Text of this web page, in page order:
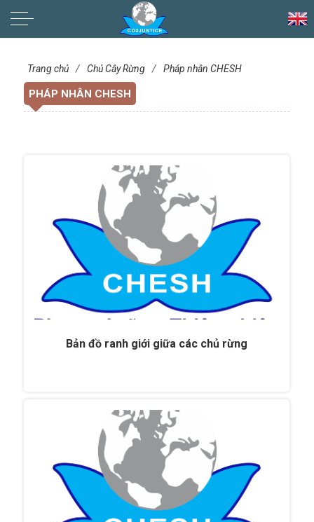
Trang chủ / Chủ Cây Rừng / Pháp nhân CHESH
PHÁP NHÂN CHESH
Bản đồ ranh giới giữa các chủ rừng